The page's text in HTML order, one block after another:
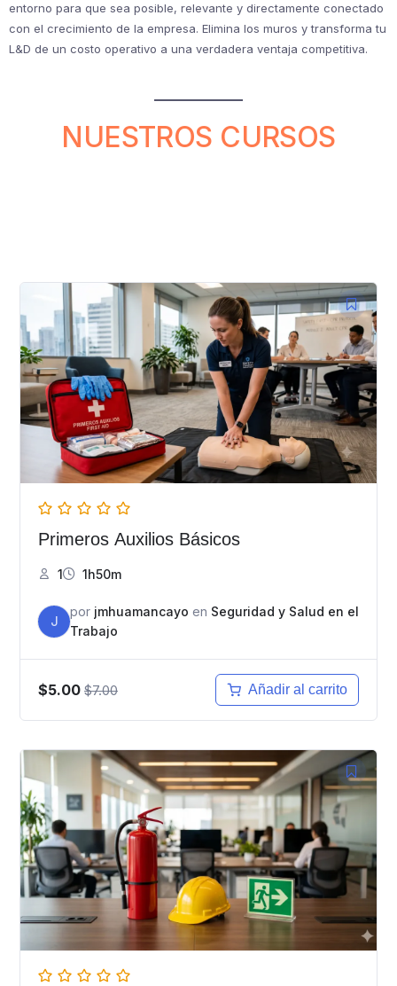
entorno para que sea posible, relevante y directamente conectado
con el crecimiento de la empresa. Elimina los muros y transforma tu
L&D de un costo operativo a una verdadera ventaja competitiva.
NUESTROS CURSOS
Primeros Auxilios Básicos
1 1h50m
J
por jmhuamancayo en Seguridad y Salud en el
Trabajo
$5.00 $7.00 Añadir al carrito